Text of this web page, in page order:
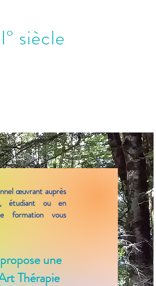
siècle
œuvrant auprès
étudiant ou en
formation vous
une
Thérapie